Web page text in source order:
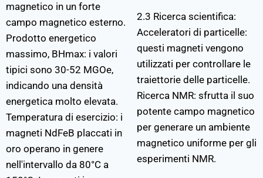
magnetico in un forte
campo magnetico esterno.
Prodotto energetico
massimo, BHmax: i valori
tipici sono 30-52 MGOe,
indicando una densità
energetica molto elevata.
Temperatura di esercizio: i
magneti NdFeB placcati in
oro operano in genere
nell'intervallo da 80°C a
2.3 Ricerca scientifica:
Acceleratori di particelle:
questi magneti vengono
utilizzati per controllare le
traiettorie delle particelle.
Ricerca NMR: sfrutta il suo
potente campo magnetico
per generare un ambiente
magnetico uniforme per gli
esperimenti NMR.